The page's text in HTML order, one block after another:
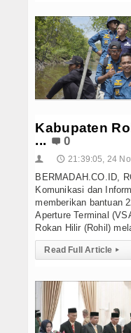
Kabupaten
...
0
👤 🕔 21:39:05, 24
BERMADAH.CO.ID,
Komunikasi dan
memberikan bantuan
Aperture Terminal
Rokan Hilir (Rohil)
Read Full Article ▸